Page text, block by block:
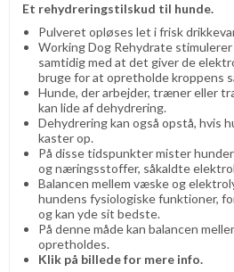
Et rehydreringstilskud til hunde.
Pulveret opløses let i frisk
Working Dog Rehydrate
samtidig med at det giver de
bruge for at opretholde kroppens
Hunde, der arbejder, træner eller
kan lide af dehydrering.
Dehydrering kan også opstå, hvis
kaster op.
På disse tidspunkter mister
og næringsstoffer, såkaldte
Balancen mellem væske og
hundens fysiologiske funktioner,
og kan yde sit bedste.
På denne måde kan balancen
opretholdes.
Klik på billede for mere info.